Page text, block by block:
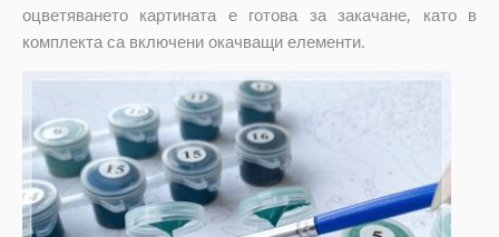
оцветяването картината е готова за закачане, като в
комплекта са включени окачващи елементи.